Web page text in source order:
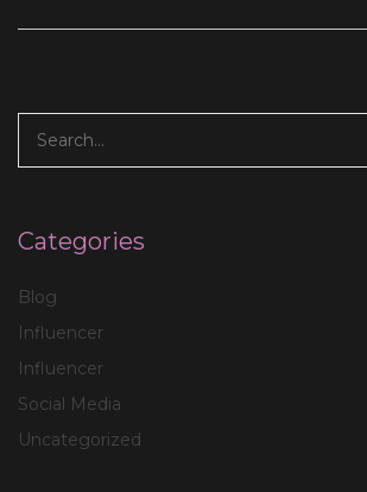
Categories
Blog
Influencer
Influencer
Social Media
Uncategorized